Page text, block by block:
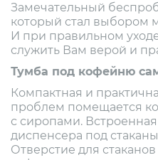
Замечательный
который стал выбором
И при правильном
служить Вам верой и
Тумба под кофейню
Компактная и
проблем помещается
с сиропами. Встроенная
диспенсера под
Отверстие для